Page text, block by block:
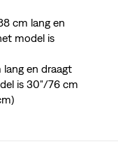
cm lang en
model is
lang en draagt
is 30"/76 cm